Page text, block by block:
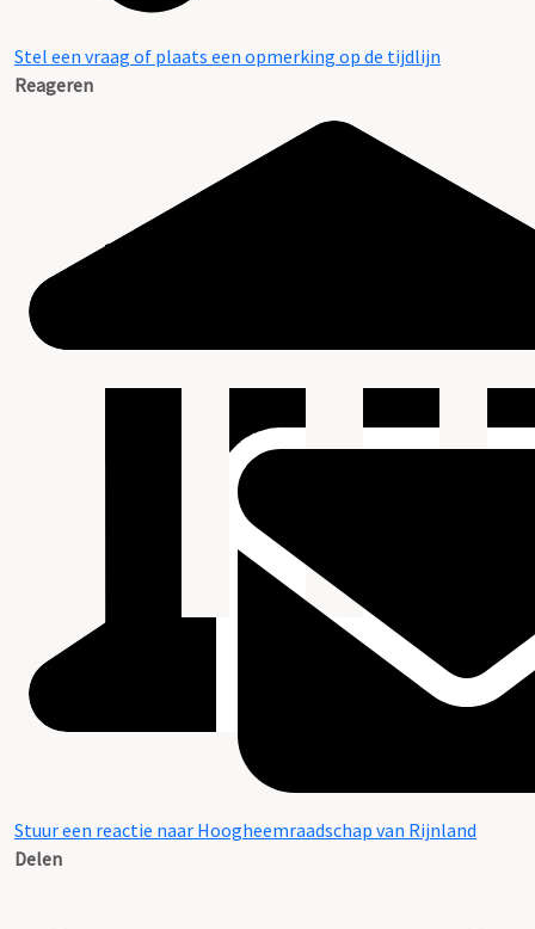
Stel een vraag of plaats een opmerking op de tijdlijn
Reageren
Stuur een reactie naar Hoogheemraadschap van Rijnland
Delen